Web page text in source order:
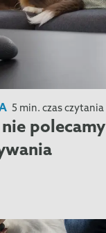
5 min. czas czytania
polecamy